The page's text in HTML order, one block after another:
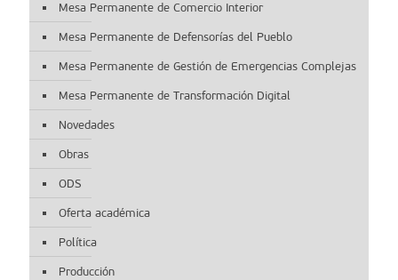
Mesa Permanente de Comercio Interior
Mesa Permanente de Defensorías del Pueblo
Mesa Permanente de Gestión de Emergencias Complejas
Mesa Permanente de Transformación Digital
Novedades
Obras
ODS
Oferta académica
Política
Producción